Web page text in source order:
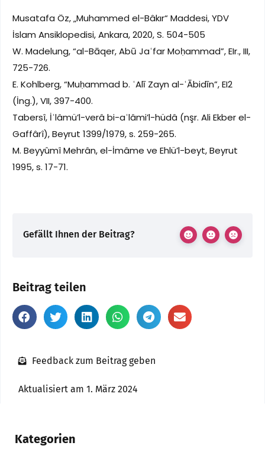
Kategorien
Musatafa Öz, „Muhammed el-Bâkır“ Maddesi, YDV
İslam Ansiklopedisi, Ankara, 2020, S. 504-505
W. Madelung, “al-Bāqer, Abū Jaʿfar Moḥammad”, EIr., III,
725-726.
E. Kohlberg, “Muḥammad b. ʿAlī Zayn al-ʿĀbidīn”, EI2
(İng.), VII, 397-400.
Tabersî, İʿlâmü’l-verâ bi-aʿlâmi’l-hüdâ (nşr. Ali Ekber el-
Gaffârî), Beyrut 1399/1979, s. 259-265.
M. Beyyûmî Mehrân, el-İmâme ve Ehlü’l-beyt, Beyrut
1995, s. 17-71.
Gefällt Ihnen der Beitrag?
Beitrag teilen
Feedback zum Beitrag geben
Aktualisiert am 1. März 2024